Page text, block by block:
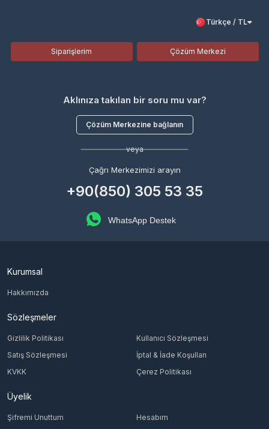
Türkçe / TL
Siparişlerim Çözüm Merkezi
Aklınıza takılan bir soru mu var?
Çözüm Merkezine bağlanın
veya
Çağrı Merkezimizi arayın
+90(850) 305 53 35
WhatsApp Destek
Kurumsal
Hakkımızda
Sözleşmeler
Gizlilik Politikası
Kullanıcı Sözleşmesi
Satış Sözleşmesi
İptal & İade Koşulları
KVKK
Çerez Politikası
Üyelik
Şifremi Unuttum
Hesabım